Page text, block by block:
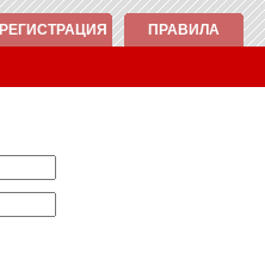
РЕГИСТРАЦИЯ ПРАВИЛА